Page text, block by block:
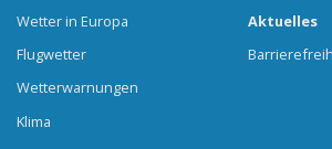
Wetter in Europa
Flugwetter
Wetterwarnungen
Klima
Aktuelles